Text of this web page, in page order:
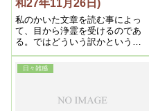
和27年11月26日)
私のかいた文章を読む事によっ
て、目から浄霊を受けるのであ
る。ではどういう訳かというと
凡ては文章を通じてかく人の想
念が其儘まま映るものであるか
らで、この点充分知らねばなら
ば、つまりかく人の霊が活字を
日々雑感